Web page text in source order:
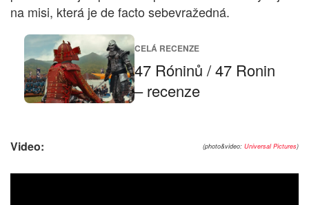
na misi, která je de facto sebevražedná.
CELÁ RECENZE
47 Róninů / 47 Ronin
– recenze
(photo&video: Universal Pictures)
Video: